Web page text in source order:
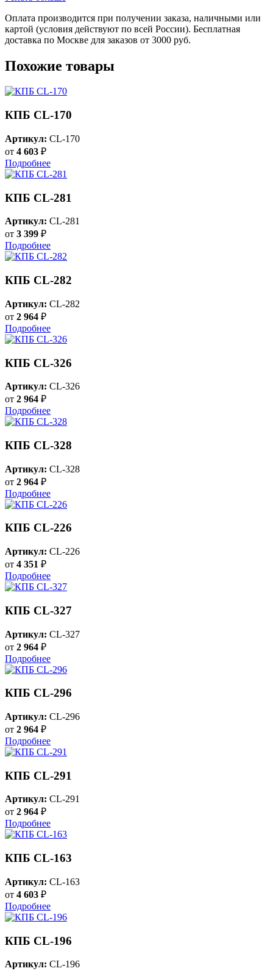
Оплата производится при получении заказа, наличными или
картой (условия действуют по всей России). Бесплатная
доставка по Москве для заказов от 3000 руб.
Похожие товары
КПБ CL-170
Артикул: CL-170
от 4 603 ₽
Подробнее
КПБ CL-281
Артикул: CL-281
от 3 399 ₽
Подробнее
КПБ CL-282
Артикул: CL-282
от 2 964 ₽
Подробнее
КПБ CL-326
Артикул: CL-326
от 2 964 ₽
Подробнее
КПБ CL-328
Артикул: CL-328
от 2 964 ₽
Подробнее
КПБ CL-226
Артикул: CL-226
от 4 351 ₽
Подробнее
КПБ CL-327
Артикул: CL-327
от 2 964 ₽
Подробнее
КПБ CL-296
Артикул: CL-296
от 2 964 ₽
Подробнее
КПБ CL-291
Артикул: CL-291
от 2 964 ₽
Подробнее
КПБ CL-163
Артикул: CL-163
от 4 603 ₽
Подробнее
КПБ CL-196
Артикул: CL-196